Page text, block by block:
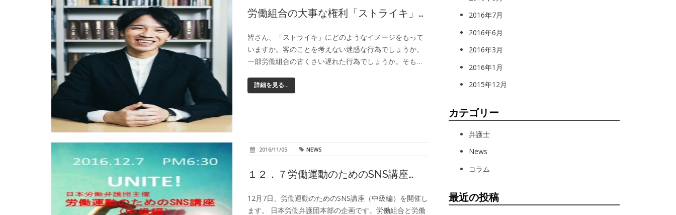
労働組合の大事な権利「ストライキ」…
皆さん、「ストライキ」にどのようなイメージをもって
いますか。客のことを考えない迷惑な行為でしょうか。
一部労働組合の古くさい遅れた行為でしょうか。そも…
詳細を見る...
2016/11/05 NEWS
１２．７労働運動のためのSNS講座…
12月7日、労働運動のためのSNS講座（中級編）を開催し
ます。 日本労働弁護団本部の企画です。労働組合と労働
2016年7月
2016年6月
2016年3月
2016年1月
2015年12月
カテゴリー
弁護士
News
コラム
最近の投稿